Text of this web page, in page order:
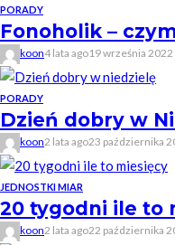
PORADY
Fonoholik –
koon4 lata ago19 września 2022
PORADY
Dzień dobry w
koon2 lata ago23 października
JEDNOSTKI MIAR
20 tygodni ile to
koon2 lata ago22 października